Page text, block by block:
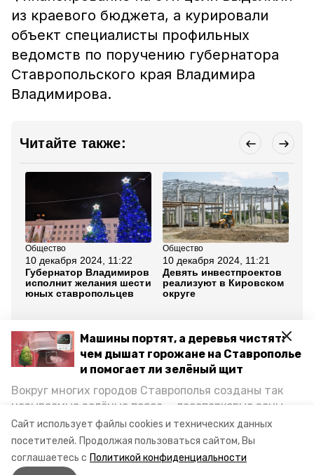
Сайт использует файлы cookies и технических данных
посетителей. Продолжая пользоваться сайтом, Вы
соглашаетесь с Политикой конфиденциальности
Машины портят, а деревья чистят:
чем дышат горожане на Ставрополье
и помогает ли зелёный щит
Вокруг многих городов Ставрополья созданы так
называемые зелёные пояса — лесопарковые зоны,
снижающие негативное воздействие выхлопных
газов на атмосферу. Справляются ли они с
постоянно растущим потоком автотранспорта и
каким воздухом дышат жители края, узнала
из краевого бюджета, а курировали
объект специалисты профильных
ведомств по поручению губернатора
Ставропольского края Владимира
Владимирова.
Читайте также:
Общество
10 декабря 2024, 11:22
Губернатор Владимиров
исполнит желания шести
юных ставропольцев
Общество
10 декабря 2024, 11:21
Девять инвестпроектов
реализуют в Кировском
округе
Все новости
губернатор владимир владимиров